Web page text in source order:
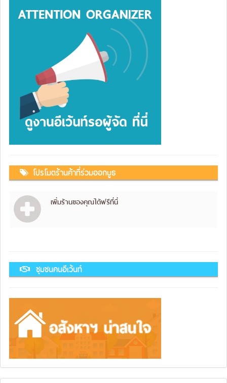
โปรโมตร้านค้าที่ร่วมออกบูธ
เพิ่มร้านของคุณได้ฟรีที่นี่
ชุมชนคนอีเว้นท์